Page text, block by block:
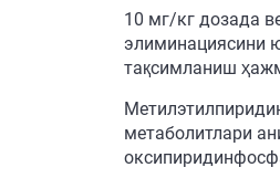
10 мг/кг дозада
элиминациясини
тақсимланиш
метаболитлари